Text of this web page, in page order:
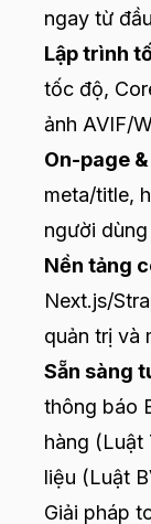
ngay từ
Lập trình
tốc độ,
ảnh AVIF/
On-page
meta/title,
người dùng
Nền tảng
Next.js/
quản trị và
Sẵn sàng
thông báo
hàng
liệu (Luật
Giải pháp